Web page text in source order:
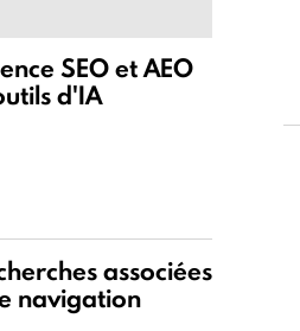
SEO et AEO
d'IA
associées
navigation